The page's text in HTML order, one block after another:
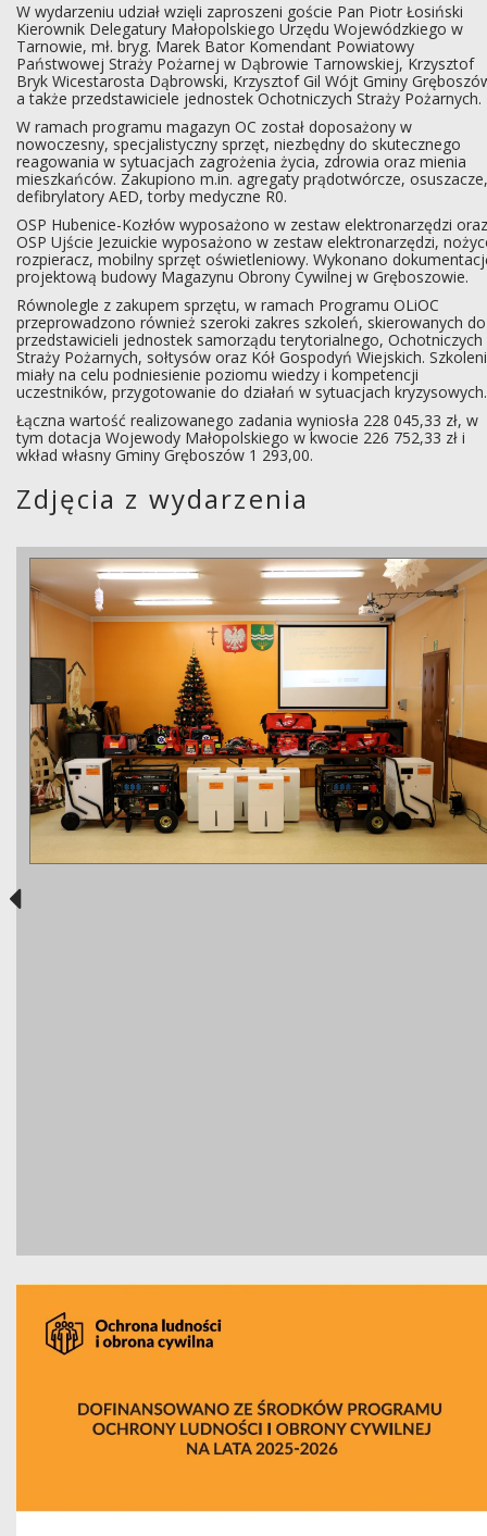
W wydarzeniu udział wzięli zaproszeni goście Pan Piotr Łosiński
Kierownik Delegatury Małopolskiego Urzędu Wojewódzkiego w
Tarnowie, mł. bryg. Marek Bator Komendant Powiatowy
Państwowej Straży Pożarnej w Dąbrowie Tarnowskiej, Krzysztof
Bryk Wicestarosta Dąbrowski, Krzysztof Gil Wójt Gminy
a także przedstawiciele jednostek Ochotniczych Straży Pożarnych.
W ramach programu magazyn OC został doposażony w
nowoczesny, specjalistyczny sprzęt, niezbędny do skutecznego
reagowania w sytuacjach zagrożenia życia, zdrowia oraz mienia
mieszkańców. Zakupiono m.in. agregaty prądotwórcze, osuszacze,
defibrylatory AED, torby medyczne R0.
OSP Hubenice-Kozłów wyposażono w zestaw elektronarzędzi oraz
OSP Ujście Jezuickie wyposażono w zestaw elektronarzędzi,
rozpieracz, mobilny sprzęt oświetleniowy. Wykonano
projektową budowy Magazynu Obrony Cywilnej w Gręboszowie.
Równolegle z zakupem sprzętu, w ramach Programu OLiOC
przeprowadzono również szeroki zakres szkoleń, skierowanych do
przedstawicieli jednostek samorządu terytorialnego, Ochotniczych
Straży Pożarnych, sołtysów oraz Kół Gospodyń Wiejskich.
miały na celu podniesienie poziomu wiedzy i kompetencji
uczestników, przygotowanie do działań w sytuacjach kryzysowych.
Łączna wartość realizowanego zadania wyniosła 228 045,33 zł, w
tym dotacja Wojewody Małopolskiego w kwocie 226 752,33 zł i
wkład własny Gminy Gręboszów 1 293,00.
Zdjęcia z wydarzenia